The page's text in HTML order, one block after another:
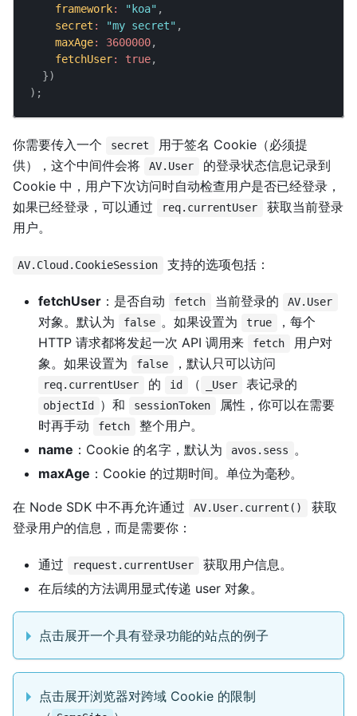
framework: "koa" ,
secret : "my secret" ,
maxAge: 3600000,
fetchUser: true,
})
) ;
你需要传入一个 secret
用于签名 Cookie（必须提
供），这个中间件会将
AV.User
的登录状态信息记录到
Cookie 中，用户下次访问时自动检查用户是否已经登录，
如果已经登录，可以通过
req.currentUser
获取当前登录
用户。
AV.Cloud.CookieSession 支持的选项包括：
fetchUser ：是否自动 fetch 当前登录的 AV.User
对象。默认为 false 。如果设置为 true
，每个
HTTP 请求都将发起一次 API 调用来
fetch
用户对
象。如果设置为
false ，默认只可以访问
req.currentUser 的 id （ _User 表记录的
objectId ）和 sessionToken
属性，你可以在需要
时再手动
fetch
整个用户。
name ：Cookie 的名字，默认为 avos.sess 。
maxAge ：Cookie 的过期时间。单位为毫秒。
在 Node SDK 中不再允许通过 AV.User.current()
获取
登录用户的信息，而是需要你：
通过 request.currentUser
获取用户信息。
在后续的方法调用显式传递 user 对象。
点击展开一个具有登录功能的站点的例子
点击展开浏览器对跨域 Cookie 的限制